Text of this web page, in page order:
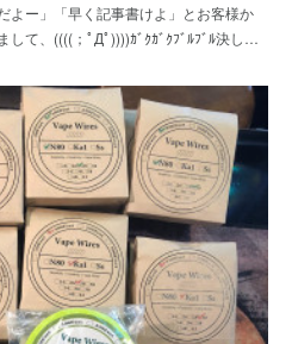
よー」「早く記事書けよ」とお客様か
して、((((；ﾟДﾟ))))ｶﾞｸｶﾞｸﾌﾞﾙﾌﾞﾙ決し…